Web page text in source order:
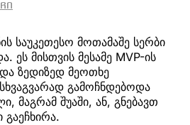
საუკეთესო მოთამაშე სერბი
ეს მისთვის მესამე MVP-ის
ზედიზედ მეოთხე
გამოჩნდებოდა
მაგრამ შუაში, ან, გნებავთ